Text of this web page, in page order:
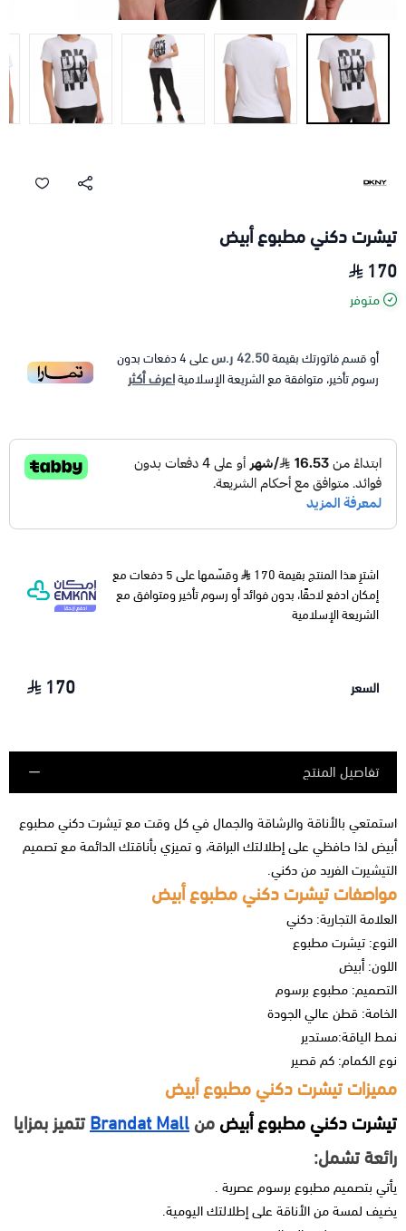
تيشرت دكني مطبوع أبيض
170
متوفر
أو قسم فاتورتك بقيمة42.50 ر.س على4دفعات بدون
رسوم تأخير، متوافقة مع الشريعة الإسلاميةاعرف أكثر
اشترِ هذا المنتج بقيمة 170
وقسّمها على 5 دفعات مع
إمكان ادفع لاحقًا، بدون فوائد أو رسوم تأخير ومتوافق مع
الشريعة الإسلامية
السعر 170
تفاصيل المنتج
استمتعي بالأناقة والرشاقة والجمال في كل وقت مع تيشرت دكني مطبوع
أبيض لذا حافظي على إطلالتك البراقة، و تميزي بأناقتك الدائمة مع تصميم
التيشيرت الفريد من دكني.
مواصفات تيشرت دكني مطبوع أبيض
العلامة التجارية: دكني
النوع: تيشرت مطبوع
اللون: أبيض
التصميم: مطبوع برسوم
الخامة: قطن عالي الجودة
نمط الياقة:مستدير
نوع الكمام: كم قصير
مميزات تيشرت دكني مطبوع أبيض
تيشرت دكني مطبوع أبيض من Brandat Mallتتميز بمزايا
رائعة تشمل:
يأتي بتصميم مطبوع برسوم عصرية .
يضيف لمسة من الأناقة على إطلالتك اليومية.